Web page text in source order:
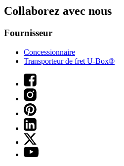
Collaborez avec nous
Fournisseur
Concessionnaire
Transporteur de fret U-Box®